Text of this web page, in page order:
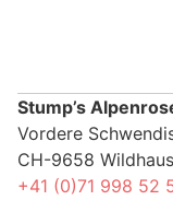
Stump’s
Vordere
CH-9658
+41 (0)71 998 52